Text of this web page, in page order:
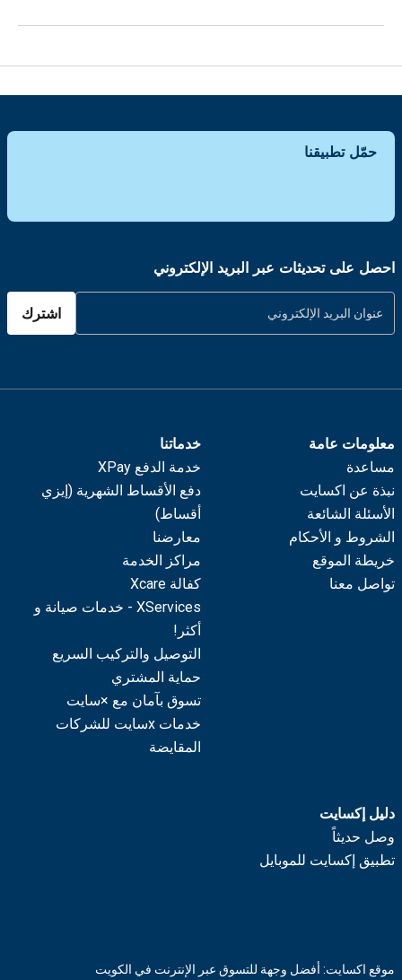
حمّل تطبيقنا
احصل على تحديثات عبر البريد الإلكتروني
اشترك
معلومات عامة
مساعدة
نبذة عن اكسايت
الأسئلة الشائعة
الشروط و الأحكام
خريطة الموقع
تواصل معنا
خدماتنا
خدمة الدفع XPay
دفع الأقساط الشهرية (إيزي
أقساط)
معارضنا
مراكز الخدمة
كفالة Xcare
XServices - خدمات صيانة و
أكثر!
التوصيل والتركيب السريع
حماية المشتري
تسوق بآمان مع ×سايت
خدمات xسايت للشركات
المقايضة
دليل إكسايت
وصل حديثاً
تطبيق إكسايت للموبايل
موقع اكسايت: أفضل وجهة للتسوق عبر الإنترنت في الكويت